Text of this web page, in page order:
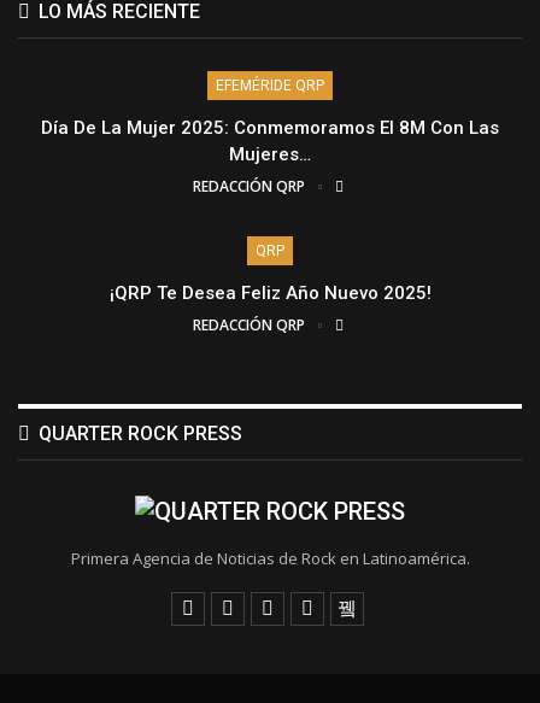
LO MÁS RECIENTE
EFEMÉRIDE QRP
Día De La Mujer 2025: Conmemoramos El 8M Con Las
Mujeres…
REDACCIÓN QRP
QRP
¡QRP Te Desea Feliz Año Nuevo 2025!
REDACCIÓN QRP
QUARTER ROCK PRESS
Primera Agencia de Noticias de Rock en Latinoamérica.